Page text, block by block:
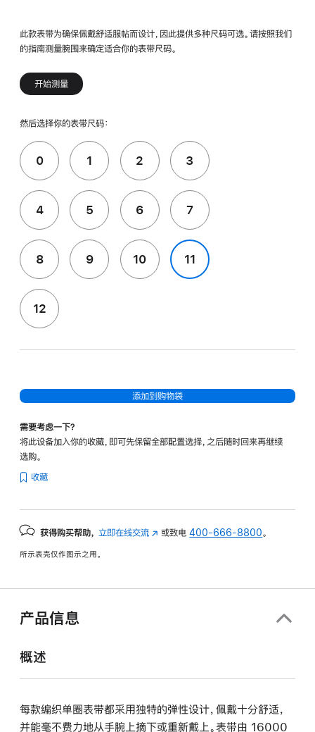
此款表带为确保佩戴舒适服帖而设计，因此提供多种尺码可选。请按照我们
的指南测量腕围来确定适合你的表带尺码。
开始测量
然后选择你的表带尺码：
0 1 2 3
4 5 6 7
8 9 10 11
12
添加到购物袋
需要考虑一下？
将此设备加入你的收藏，即可先保留全部配置选择，之后随时回来再继续
选购。
收藏
获得购买帮助， 立即在线交流 (在
中
或致电400-666-8800 。
所示表壳仅作图示之用。
产品信息
概述
每款编织单圈表带都采用独特的弹性设计，佩戴十分舒适，
并能毫不费力地从手腕上摘下或重新戴上。表带由 16000